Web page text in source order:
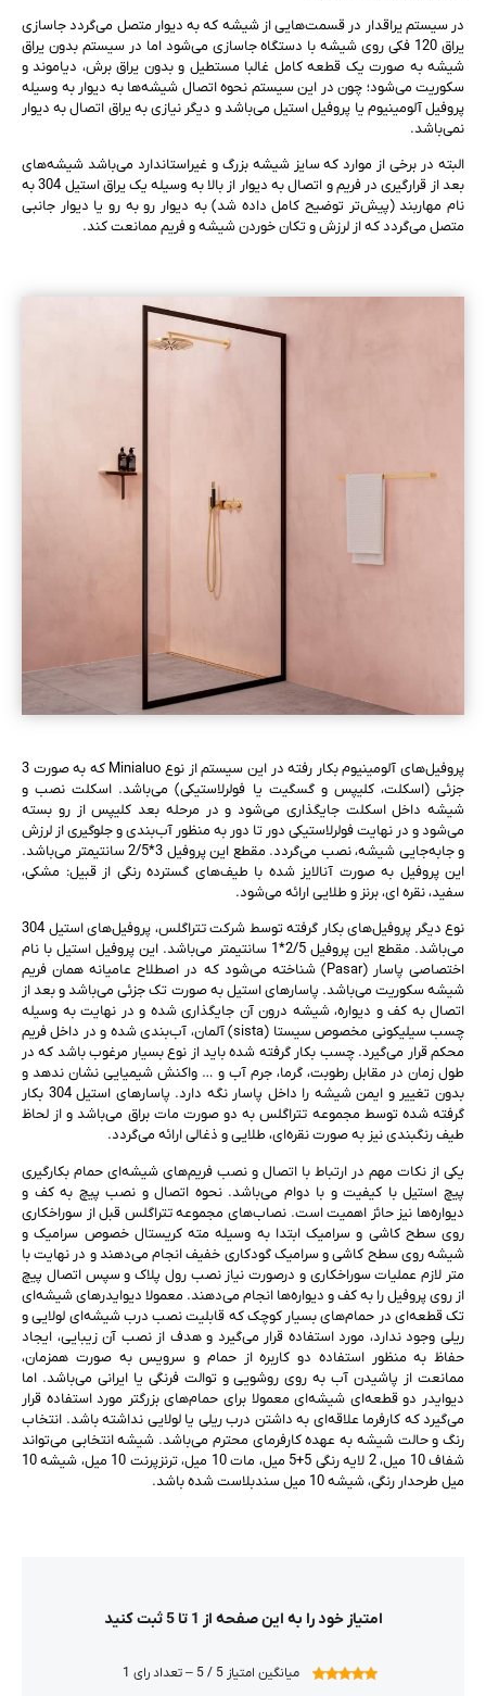
در سیستم یراقدار در قسمت‌هایی از شیشه که به دیوار متصل می‌گردد جاسازی
یراق 120 فکی روی شیشه با دستگاه جاسازی می‌شود اما در سیستم بدون یراق
شیشه به صورت یک قطعه کامل غالبا مستطیل و بدون یراق برش، دیاموند و
سکوریت می‌شود؛ چون در این سیستم نحوه اتصال شیشه‌ها به دیوار به وسیله
پروفیل آلومینیوم یا پروفیل استیل می‌باشد و دیگر نیازی به یراق اتصال به دیوار
نمی‌باشد.
البته در برخی از موارد که سایز شیشه بزرگ و غیراستاندارد می‌باشد شیشه‌های
بعد از قرارگیری در فریم و اتصال به دیوار از بالا به وسیله یک یراق استیل 304 به
نام مهاربند (پیش‌تر توضیح کامل داده شد) به دیوار رو به رو یا دیوار جانبی
متصل می‌گردد که از لرزش و تکان خوردن شیشه و فریم ممانعت کند.
پروفیل‌های آلومینیوم بکار رفته در این سیستم از نوع Minialuo که به صورت 3
جزئی (اسکلت، کلیپس و گسگیت یا فولرلاستیکی) می‌باشد. اسکلت نصب و
شیشه داخل اسکلت جایگذاری می‌شود و در مرحله بعد کلیپس از رو بسته
می‌شود و در نهایت فولرلاستیکی دور تا دور به منظور آب‌بندی و جلوگیری از لرزش
و جابه‌جایی شیشه، نصب می‌گردد. مقطع این پروفیل 3*2/5 سانتیمتر می‌باشد.
این پروفیل به صورت آنالایز شده با طیف‌های گسترده رنگی از قبیل: مشکی،
سفید، نقره ای، برنز و طلایی ارائه می‌شود.
نوع دیگر پروفیل‌های بکار گرفته توسط شرکت تتراگلس، پروفیل‌های استیل 304
می‌باشد. مقطع این پروفیل 2/5*1 سانتیمتر می‌باشد. این پروفیل استیل با نام
اختصاصی پاسار (Pasar) شناخته می‌شود که در اصطلاح عامیانه همان فریم
شیشه سکوریت می‌باشد. پاسارهای استیل به صورت تک جزئی می‌باشد و بعد از
اتصال به کف و دیواره، شیشه درون آن جایگذاری شده و در نهایت به وسیله
چسب سیلیکونی مخصوص سیستا (sista) آلمان، آب‌بندی شده و در داخل فریم
محکم قرار می‌گیرد. چسب بکار گرفته شده باید از نوع بسیار مرغوب باشد که در
طول زمان در مقابل رطوبت، گرما، جرم آب و … واکنش شیمیایی نشان ندهد و
بدون تغییر و ایمن شیشه را داخل پاسار نگه دارد. پاسارهای استیل 304 بکار
گرفته شده توسط مجموعه تتراگلس به دو صورت مات براق می‌باشد و از لحاظ
طیف رنگبندی نیز به صورت نقره‌ای، طلایی و ذغالی ارائه می‌گردد.
یکی از نکات مهم در ارتباط با اتصال و نصب فریم‌های شیشه‌ای حمام بکارگیری
پیچ استیل با کیفیت و با دوام می‌باشد. نحوه اتصال و نصب پیچ به کف و
دیواره‌ها نیز حائز اهمیت است. نصاب‌های مجموعه تتراگلس قبل از سوراخکاری
روی سطح کاشی و سرامیک ابتدا به وسیله مته کریستال خصوص سرامیک و
شیشه روی سطح کاشی و سرامیک گودکاری خفیف انجام می‌دهند و در نهایت با
متر لازم عملیات سوراخکاری و درصورت نیاز نصب رول پلاک و سپس اتصال پیچ
از روی پروفیل را به کف و دیواره‌ها انجام می‌دهند. معمولا دیوایدرهای شیشه‌ای
تک قطعه‌ای در حمام‌های بسیار کوچک که قابلیت نصب درب شیشه‌ای لولایی و
ریلی وجود ندارد، مورد استفاده قرار می‌گیرد و هدف از نصب آن زیبایی‌، ایجاد
حفاظ به منظور استفاده دو کاربره از حمام و سرویس به صورت همزمان،
ممانعت از پاشیدن آب به روی روشویی و توالت فرنگی یا ایرانی می‌باشد. اما
دیوایدر دو قطعه‌ای شیشه‌ای معمولا برای حمام‌های بزرگتر مورد استفاده قرار
می‌گیرد که کارفرما علاقه‌ای به داشتن درب ریلی یا لولایی نداشته باشد. انتخاب
رنگ و حالت شیشه به عهده کارفرمای محترم می‌باشد. شیشه انتخابی می‌تواند
شفاف 10 میل، 2 لایه رنگی 5+5 میل، مات 10 میل، ترنزپرنت 10 میل، شیشه 10
میل طرحدار رنگی، شیشه 10 میل سندبلاست شده باشد.
امتیاز خود را به این صفحه از 1 تا 5 ثبت کنید
میانگین امتیاز 5 / 5 – تعداد رای 1